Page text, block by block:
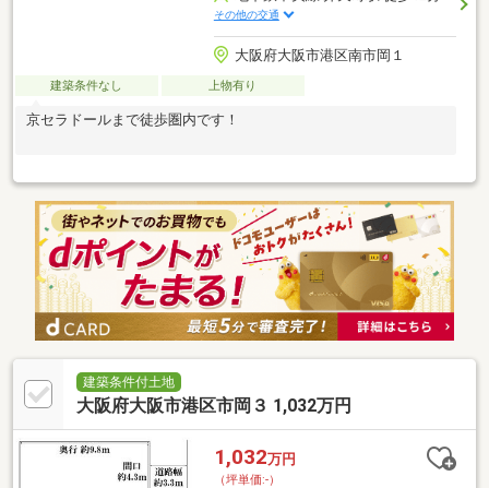
その他の交通
大阪府大阪市港区南市岡１
建築条件なし 上物有り
京セラドールまで徒歩圏内です！
建築条件付土地
大阪府大阪市港区市岡３ 1,032万円
1,032万円
（坪単価:-）